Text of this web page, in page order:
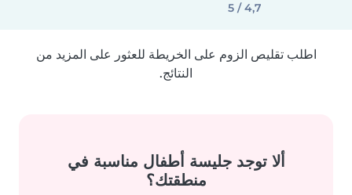
4,7 / 5
اطلب تقليص الزوم على الخريطة للعثور على المزيد من
النتائج.
ألا توجد جليسة أطفال مناسبة في
منطقتك؟